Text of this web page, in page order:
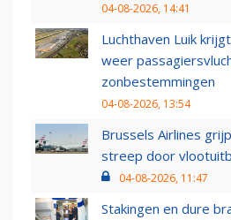
04-08-2026, 14:41
Luchthaven Luik
weer
zonbestemmingen
04-08-2026, 13:54
Brussels Airlines
streep door
04-08-2026, 11:47
Stakingen en dure